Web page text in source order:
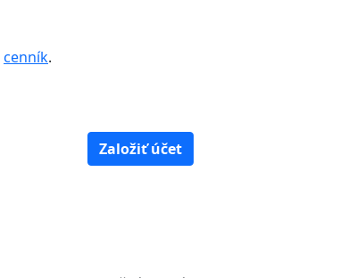
cenník.
Založiť účet